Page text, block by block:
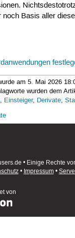
noch Basis aller
am 5. Mai 2026
wurden dem
, Einsteiger, Derivate,
• Einige Rechte
• Impressum•
von